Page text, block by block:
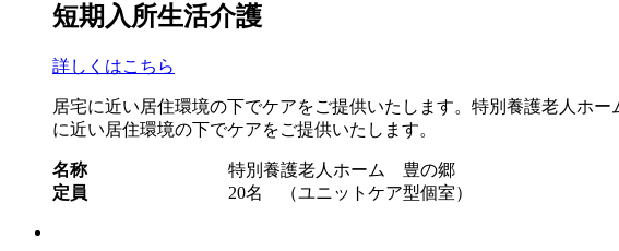
短期入所生活介護
詳しくはこちら
居宅に近い居住環境の下でケアをご提供いたします。特別養護老人ホ
に近い居住環境の下でケアをご提供いたします。
名称
特別養護老人ホーム 豊の郷
定員
20名 （ユニットケア型個室）